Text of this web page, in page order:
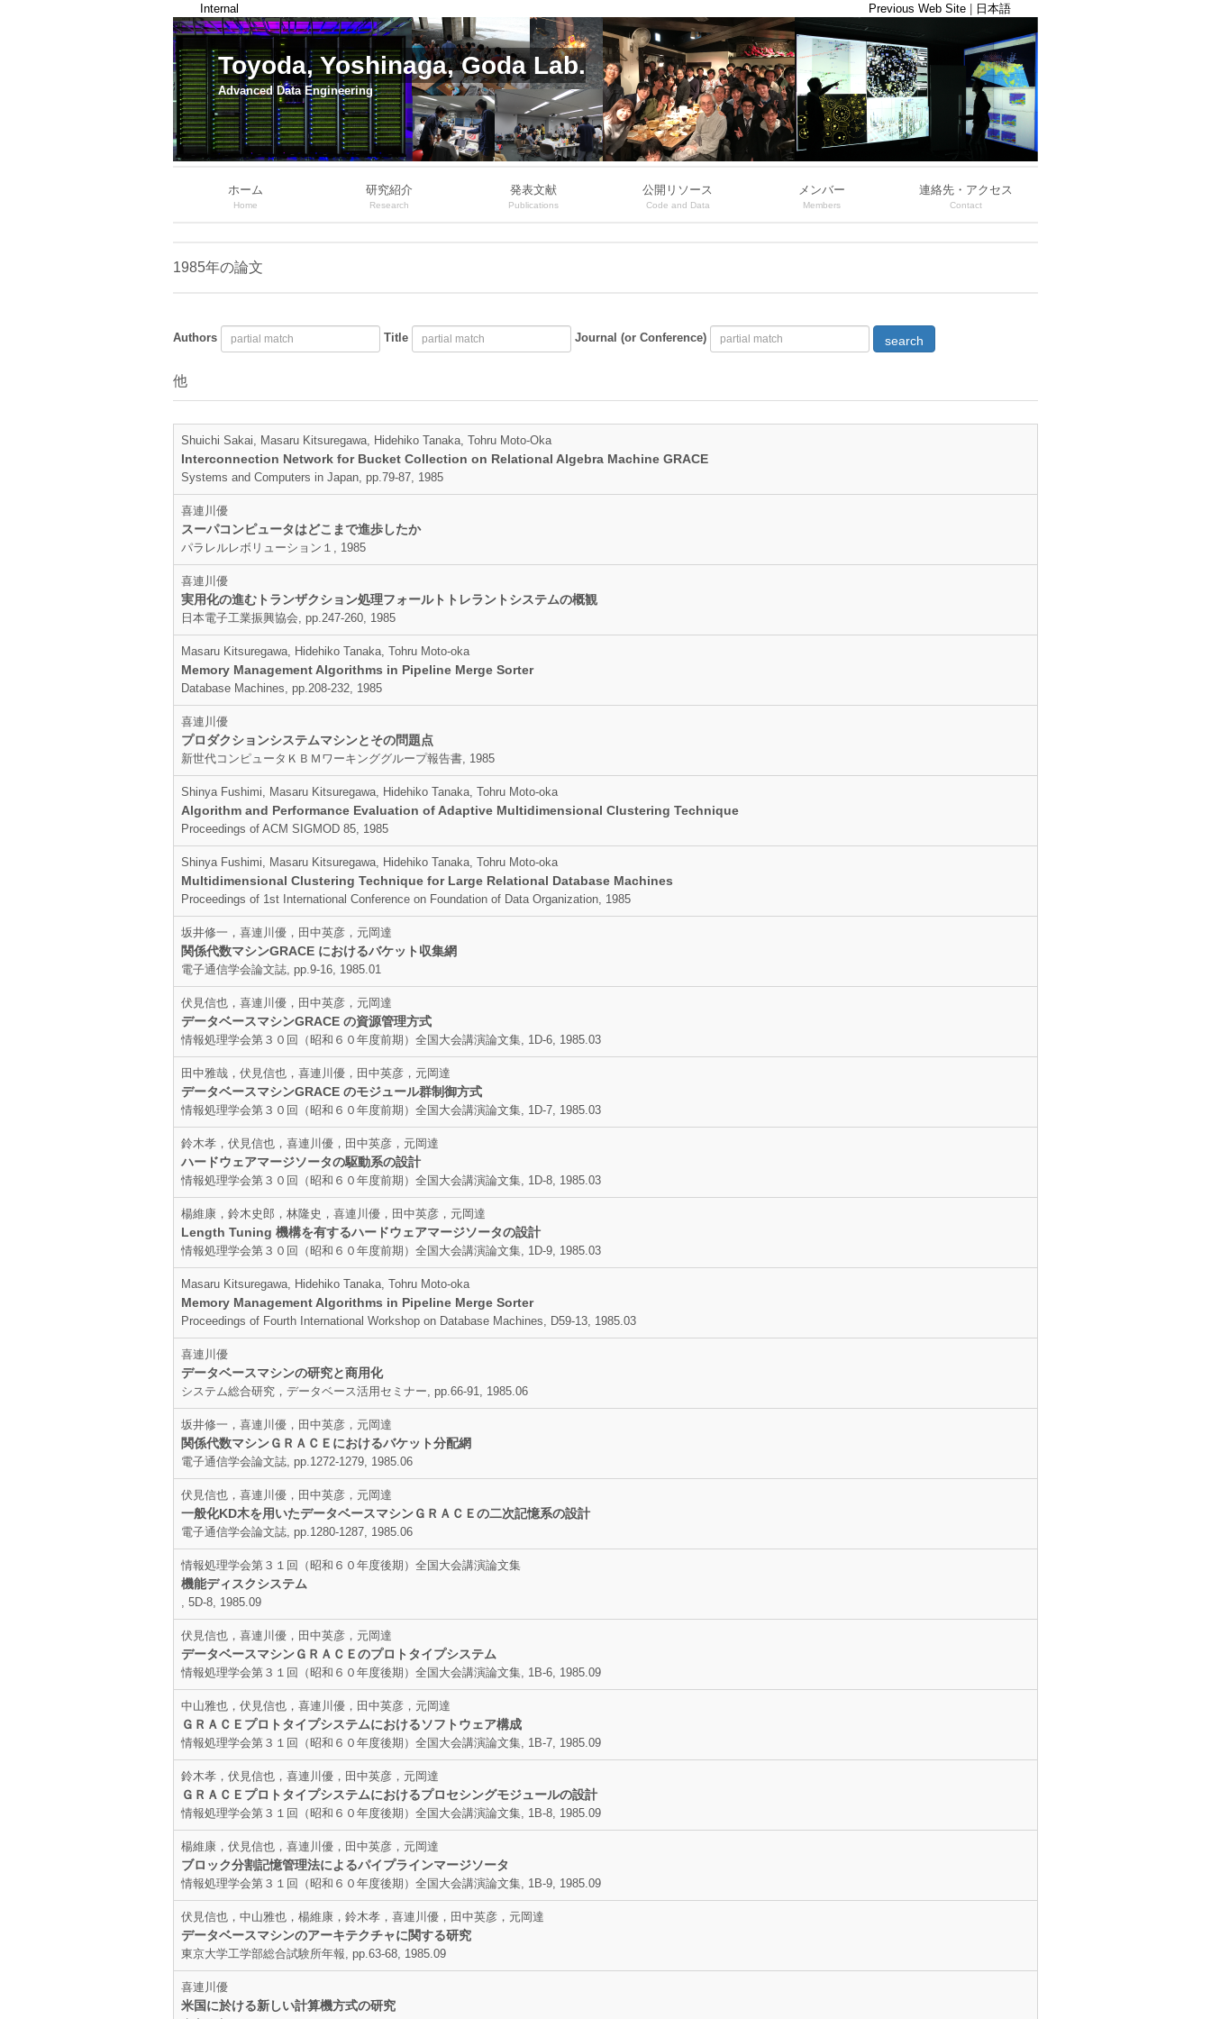
Internal Previous Web Site 日本語
Toyoda, Yoshinaga, Goda Lab.
Advanced Data Engineering
ホーム
Home
研究紹介
Research
発表文献
Publications
公開リソース
Code and Data
メンバー
Members
連絡先・アクセス
Contact
1985年の論文
Authors Title Journal (or Conference)
他
Shuichi Sakai, Masaru Kitsuregawa, Hidehiko Tanaka, Tohru Moto-Oka
Interconnection Network for Bucket Collection on Relational Algebra Machine GRACE
Systems and Computers in Japan, pp.79-87, 1985
喜連川優
スーパコンピュータはどこまで進歩したか
パラレルレボリューション１, 1985
喜連川優
実用化の進むトランザクション処理フォールトトレラントシステムの概観
日本電子工業振興協会, pp.247-260, 1985
Masaru Kitsuregawa, Hidehiko Tanaka, Tohru Moto-oka
Memory Management Algorithms in Pipeline Merge Sorter
Database Machines, pp.208-232, 1985
喜連川優
プロダクションシステムマシンとその問題点
新世代コンピュータＫＢＭワーキンググループ報告書, 1985
Shinya Fushimi, Masaru Kitsuregawa, Hidehiko Tanaka, Tohru Moto-oka
Algorithm and Performance Evaluation of Adaptive Multidimensional Clustering Technique
Proceedings of ACM SIGMOD 85, 1985
Shinya Fushimi, Masaru Kitsuregawa, Hidehiko Tanaka, Tohru Moto-oka
Multidimensional Clustering Technique for Large Relational Database Machines
Proceedings of 1st International Conference on Foundation of Data Organization, 1985
坂井修一，喜連川優，田中英彦，元岡達
関係代数マシンGRACE におけるバケット収集網
電子通信学会論文誌, pp.9-16, 1985.01
伏見信也，喜連川優，田中英彦，元岡達
データベースマシンGRACE の資源管理方式
情報処理学会第３０回（昭和６０年度前期）全国大会講演論文集, 1D-6, 1985.03
田中雅哉，伏見信也，喜連川優，田中英彦，元岡達
データベースマシンGRACE のモジュール群制御方式
情報処理学会第３０回（昭和６０年度前期）全国大会講演論文集, 1D-7, 1985.03
鈴木孝，伏見信也，喜連川優，田中英彦，元岡達
ハードウェアマージソータの駆動系の設計
情報処理学会第３０回（昭和６０年度前期）全国大会講演論文集, 1D-8, 1985.03
楊維康，鈴木史郎，林隆史，喜連川優，田中英彦，元岡達
Length Tuning 機構を有するハードウェアマージソータの設計
情報処理学会第３０回（昭和６０年度前期）全国大会講演論文集, 1D-9, 1985.03
Masaru Kitsuregawa, Hidehiko Tanaka, Tohru Moto-oka
Memory Management Algorithms in Pipeline Merge Sorter
Proceedings of Fourth International Workshop on Database Machines, D59-13, 1985.03
喜連川優
データベースマシンの研究と商用化
システム総合研究，データベース活用セミナー, pp.66-91, 1985.06
坂井修一，喜連川優，田中英彦，元岡達
関係代数マシンＧＲＡＣＥにおけるバケット分配網
電子通信学会論文誌, pp.1272-1279, 1985.06
伏見信也，喜連川優，田中英彦，元岡達
一般化KD木を用いたデータベースマシンＧＲＡＣＥの二次記憶系の設計
電子通信学会論文誌, pp.1280-1287, 1985.06
情報処理学会第３１回（昭和６０年度後期）全国大会講演論文集
機能ディスクシステム
, 5D-8, 1985.09
伏見信也，喜連川優，田中英彦，元岡達
データベースマシンＧＲＡＣＥのプロトタイプシステム
情報処理学会第３１回（昭和６０年度後期）全国大会講演論文集, 1B-6, 1985.09
中山雅也，伏見信也，喜連川優，田中英彦，元岡達
ＧＲＡＣＥプロトタイプシステムにおけるソフトウェア構成
情報処理学会第３１回（昭和６０年度後期）全国大会講演論文集, 1B-7, 1985.09
鈴木孝，伏見信也，喜連川優，田中英彦，元岡達
ＧＲＡＣＥプロトタイプシステムにおけるプロセシングモジュールの設計
情報処理学会第３１回（昭和６０年度後期）全国大会講演論文集, 1B-8, 1985.09
楊維康，伏見信也，喜連川優，田中英彦，元岡達
ブロック分割記憶管理法によるパイプラインマージソータ
情報処理学会第３１回（昭和６０年度後期）全国大会講演論文集, 1B-9, 1985.09
伏見信也，中山雅也，楊維康，鈴木孝，喜連川優，田中英彦，元岡達
データベースマシンのアーキテクチャに関する研究
東京大学工学部総合試験所年報, pp.63-68, 1985.09
喜連川優
米国に於ける新しい計算機方式の研究